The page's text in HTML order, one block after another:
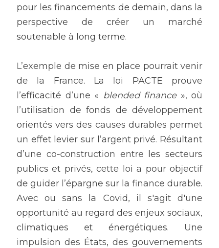
pour les financements de demain, dans la
perspective de créer un marché
soutenable à long terme.
L’exemple de mise en place pourrait venir
de la France. La loi PACTE prouve
l’efficacité d’une « blended finance », où
l’utilisation de fonds de développement
orientés vers des causes durables permet
un effet levier sur l’argent privé. Résultant
d’une co-construction entre les secteurs
publics et privés, cette loi a pour objectif
de guider l’épargne sur la finance durable.
Avec ou sans la Covid, il s'agit d'une
opportunité au regard des enjeux sociaux,
climatiques et énergétiques. Une
impulsion des États, des gouvernements